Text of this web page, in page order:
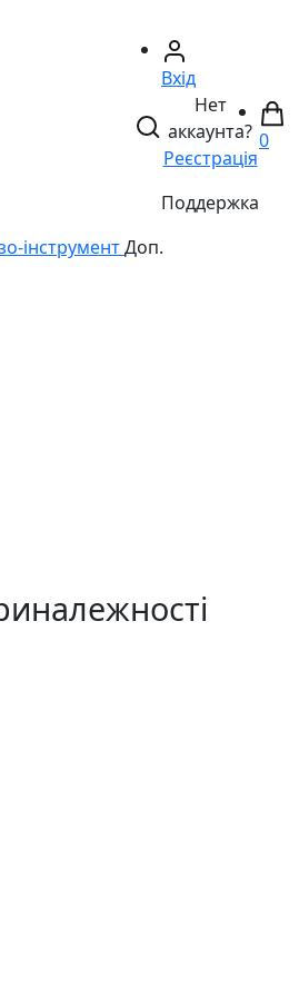
Вхід
Нет
аккаунта?
Реєстрація
Поддержка
0
інструментДоп.